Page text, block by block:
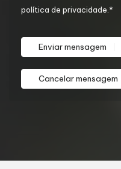
política de privacidade.*
Enviar mensagem
Cancelar mensagem